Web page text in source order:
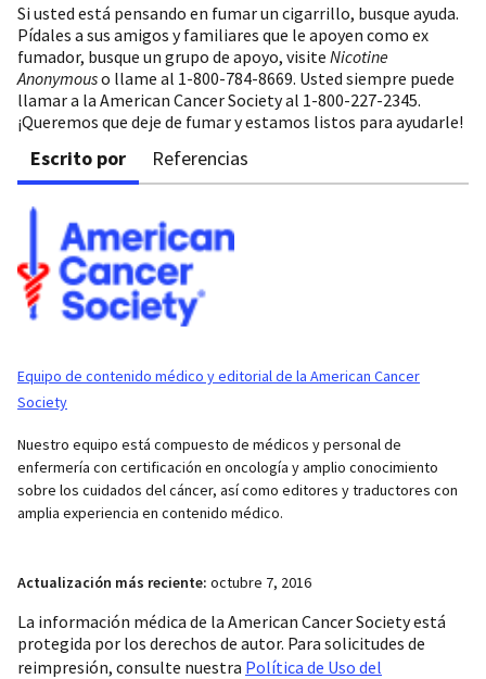
Si usted está pensando en fumar un cigarrillo, busque ayuda.
Pídales a sus amigos y familiares que le apoyen como ex
fumador, busque un grupo de apoyo, visite Nicotine
Anonymouso llame al 1-800-784-8669. Usted siempre puede
llamar a la American Cancer Society al 1-800-227-2345.
¡Queremos que deje de fumar y estamos listos para ayudarle!
Escrito por Referencias
Equipo de contenido médico y editorial de la American Cancer
Society
Nuestro equipo está compuesto de médicos y personal de
enfermería con certificación en oncología y amplio conocimiento
sobre los cuidados del cáncer, así como editores y traductores con
amplia experiencia en contenido médico.
Actualización más reciente: octubre 7, 2016
La información médica de la American Cancer Society está
protegida por los derechos de autor. Para solicitudes de
reimpresión, consulte nuestra Política de Uso del